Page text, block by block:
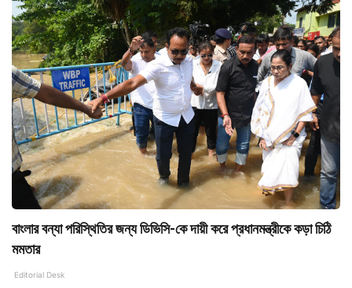
বাংলার বন্যা পরিস্থিতির জন্য ডিভিসি-কে দায়ী করে প্রধানমন্ত্রীকে কড়া চিঠি
মমতার
Editorial Desk